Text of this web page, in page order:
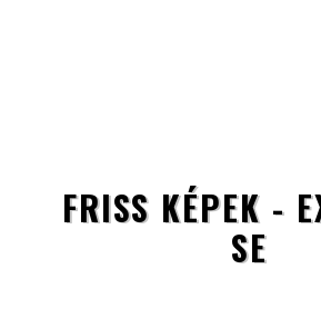
FRISS KÉPEK -
SE